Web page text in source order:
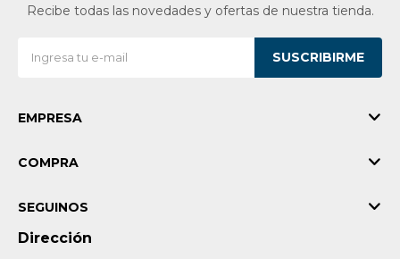
Recibe todas las novedades y ofertas de nuestra tienda.
SUSCRIBIRME
EMPRESA
COMPRA
Dirección
SEGUINOS